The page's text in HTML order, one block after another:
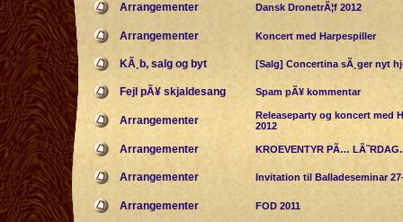
Arrangementer Dansk DronetrÃ¦f 2012
Arrangementer Koncert med Harpespiller
KÃ¸b, salg og byt [Salg] Concertina sÃ¸ger nyt
Fejl pÃ¥ skjaldesang Spam pÃ¥ kommentar
Arrangementer
Releaseparty og koncert med
2012
Arrangementer KROEVENTYR PÃ…
Arrangementer Invitation til Balladeseminar
Arrangementer FOD 2011